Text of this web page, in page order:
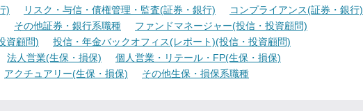
)
リスク・与信・債権管理・監査(証券・銀行)
コンプライアンス(証券・銀行)
その他証券・銀行系職種
ファンドマネージャー(投信・投資顧問)
資顧問)
投信・年金バックオフィス(レポート)(投信・投資顧問)
法人営業(生保・損保)
個人営業・リテール・FP(生保・損保)
アクチュアリー(生保・損保) その他生保・損保系職種